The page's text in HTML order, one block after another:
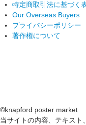
特定商取引法に基づく
Our Overseas Buyers
プライバシーポリシー
著作権について
©knapford poster market
当サイトの内容、テキスト